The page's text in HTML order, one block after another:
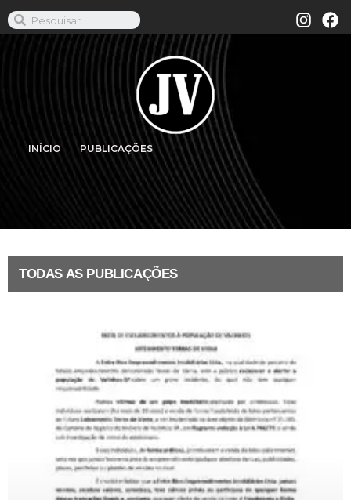
INÍCIO PUBLICAÇÕES
TODAS AS PUBLICAÇÕES